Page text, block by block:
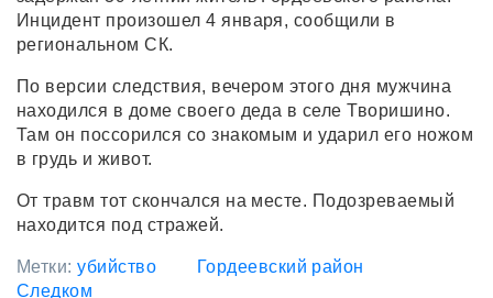
Инцидент произошел 4 января, сообщили в
региональном СК.
По версии следствия, вечером этого дня мужчина
находился в доме своего деда в селе Творишино.
Там он поссорился со знакомым и ударил его ножом
в грудь и живот.
От травм тот скончался на месте. Подозреваемый
находится под стражей.
Метки:убийство
Гордеевский район
Следком